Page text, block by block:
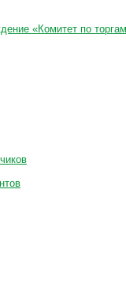
«Комитет по